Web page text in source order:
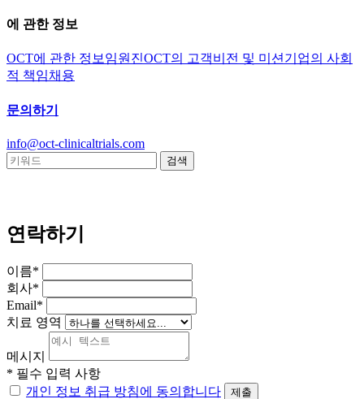
에 관한 정보
OCT에 관한 정보 임원진OCT의 고객비전 및 미션 기업의 사회
적 책임채용
문의하기
info@oct-clinicaltrials.com
연락하기
이름*
회사*
Email*
치료 영역
메시지
* 필수 입력 사항
개인 정보 취급 방침에 동의합니다